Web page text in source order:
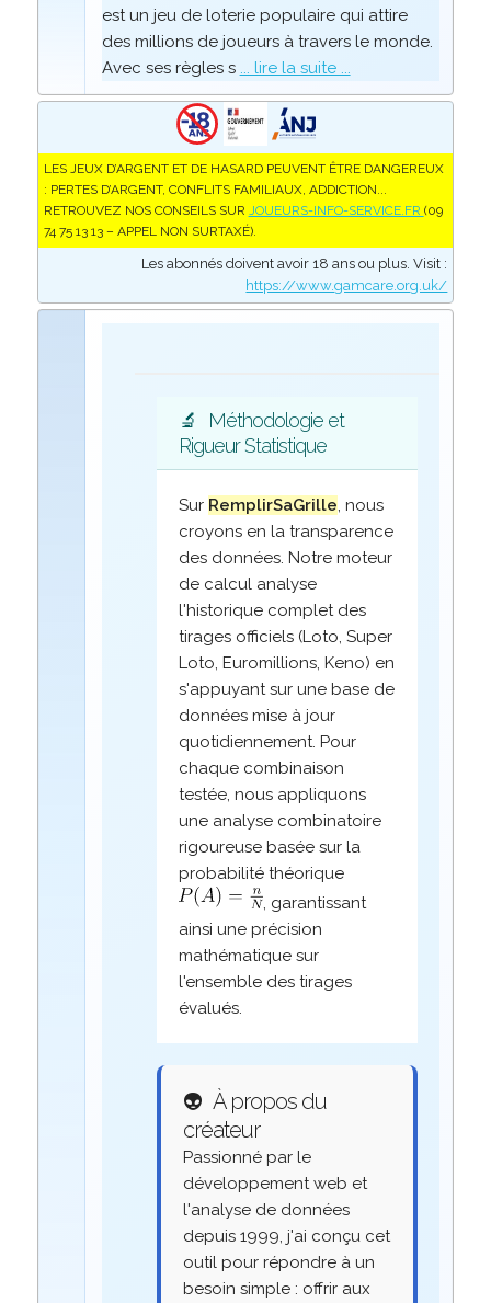
est un jeu de loterie populaire qui attire
des millions de joueurs à travers le monde.
Avec ses règles s ... lire la suite ...
LES JEUX D’ARGENT ET DE HASARD PEUVENT ÊTRE DANGEREUX
: PERTES D’ARGENT, CONFLITS FAMILIAUX, ADDICTION...
RETROUVEZ NOS CONSEILS SUR JOUEURS-INFO-SERVICE.FR (09
74 75 13 13 – APPEL NON SURTAXÉ).
Les abonnés doivent avoir 18 ans ou plus. Visit :
https://www.gamcare.org.uk/
🔬
Méthodologie et
Rigueur Statistique
Sur RemplirSaGrille, nous
croyons en la transparence
des données. Notre moteur
de calcul analyse
l'historique complet des
tirages officiels (Loto, Super
Loto, Euromillions, Keno) en
s'appuyant sur une base de
données mise à jour
quotidiennement. Pour
chaque combinaison
testée, nous appliquons
une analyse combinatoire
rigoureuse basée sur la
probabilité théorique
, garantissant
ainsi une précision
mathématique sur
l'ensemble des tirages
évalués.
👽 À propos du
créateur
Passionné par le
développement web et
l'analyse de données
depuis 1999, j'ai conçu cet
outil pour répondre à un
besoin simple : offrir aux